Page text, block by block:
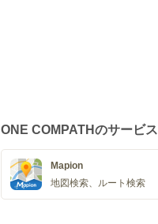
ONE COMPATHのサービス
Mapion
地図検索、ルート検索